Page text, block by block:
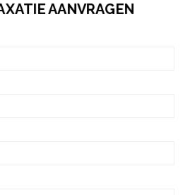
AANVRAGEN